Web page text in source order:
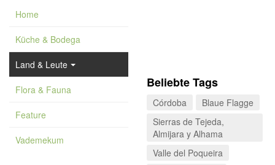
Home
Küche & Bodega
Land & Leute
Flora & Fauna
Feature
Vademekum
Beliebte Tags
Córdoba
Blaue Flagge
Sierras de Tejeda,
Almijara y Alhama
Valle del Poqueira